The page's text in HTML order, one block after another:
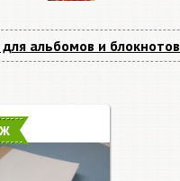
для альбомов и блокнотов